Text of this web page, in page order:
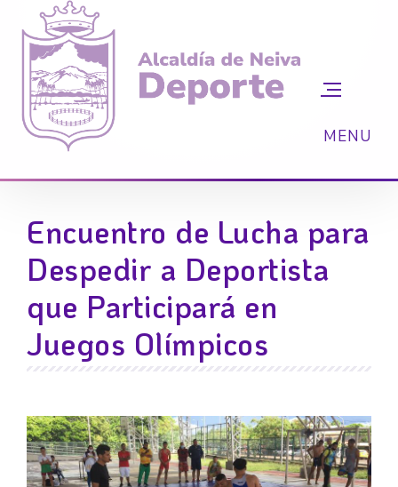
Encuentro de Lucha para
Despedir a Deportista
que Participará en
Juegos Olímpicos